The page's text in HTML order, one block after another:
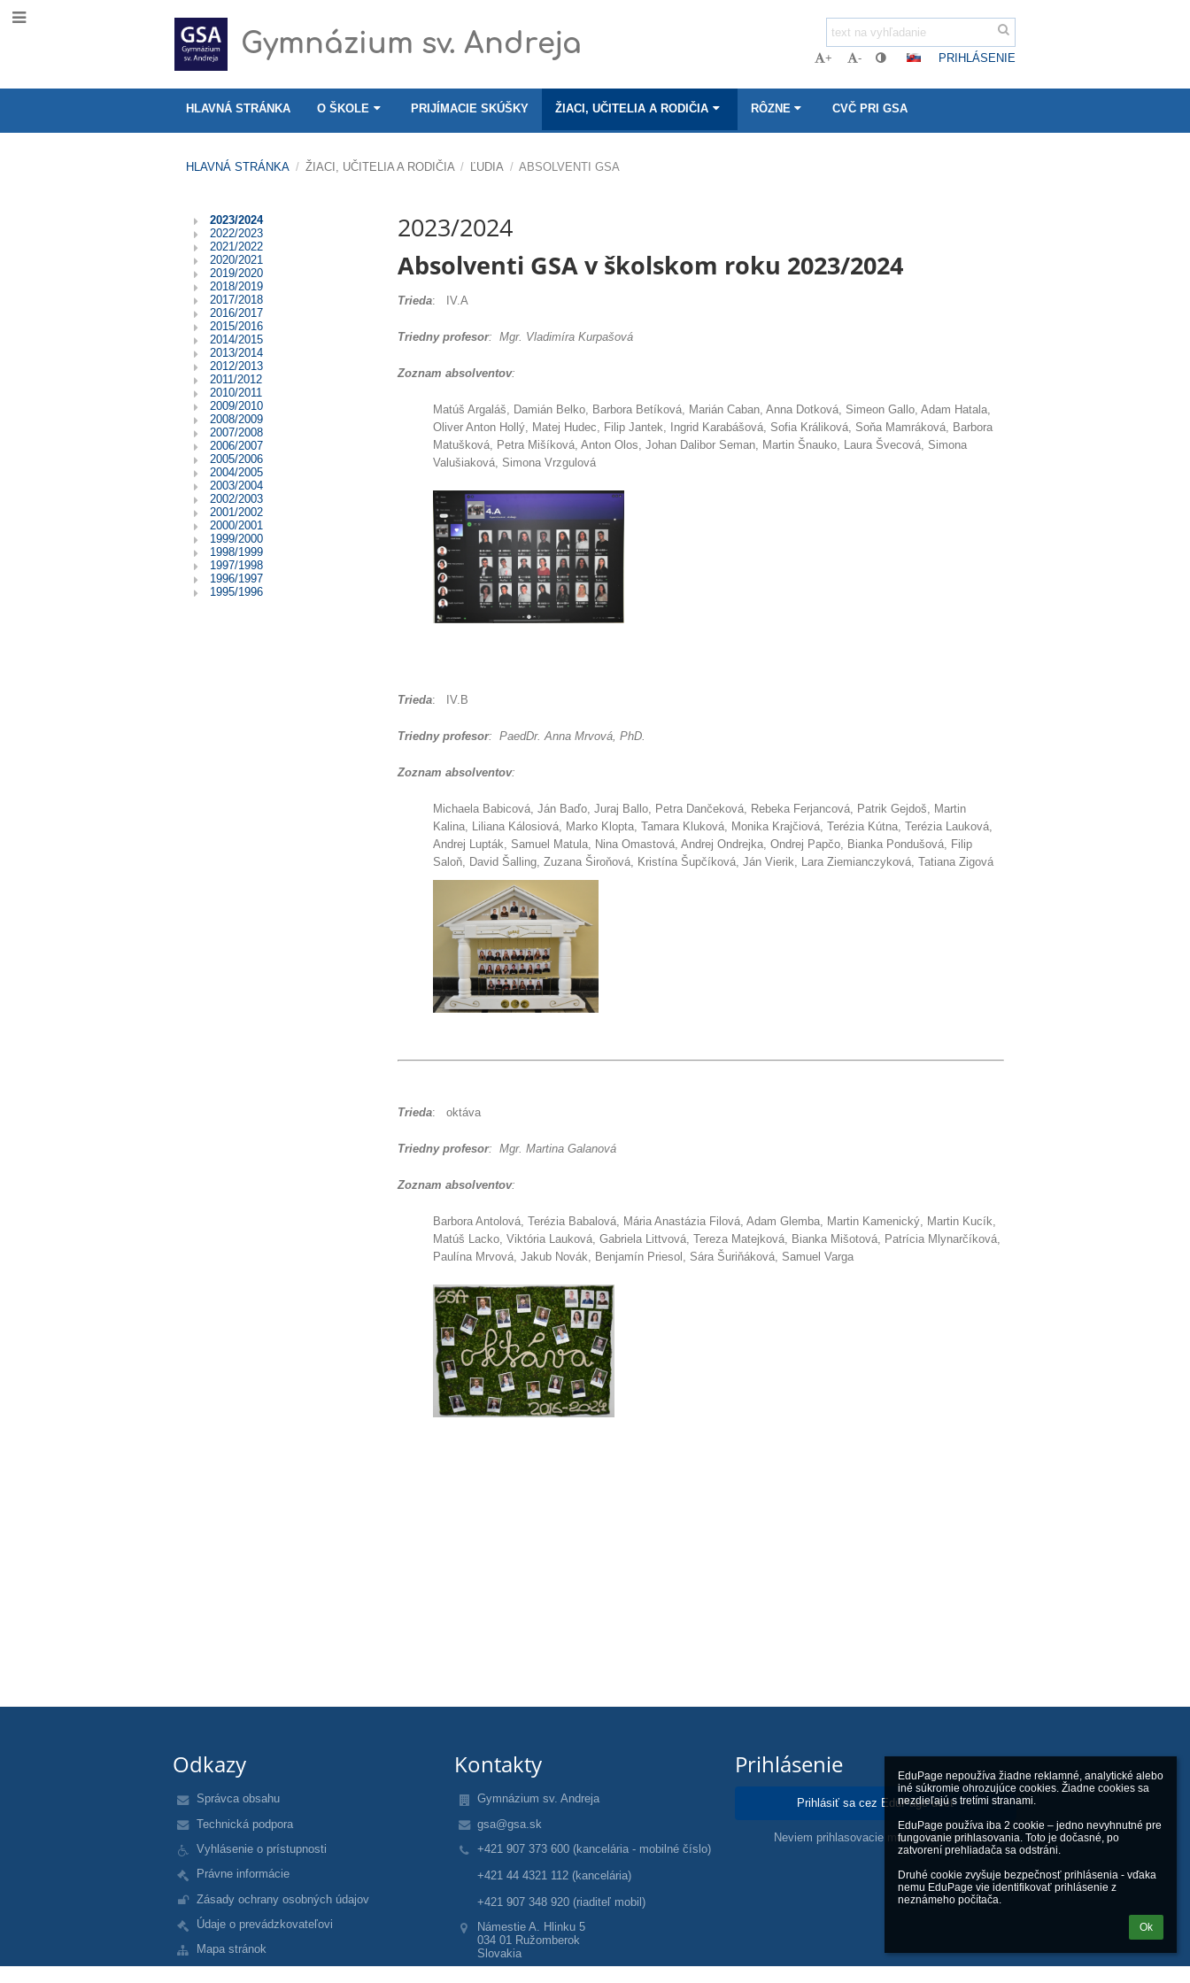
EduPage nepoužíva žiadne reklamné, analytické alebo
iné súkromie ohrozujúce cookies. Žiadne cookies sa
nezdieľajú s tretími stranami.
EduPage používa iba 2 cookie – jedno nevyhnutné pre
fungovanie prihlasovania. Toto je dočasné, po
zatvorení prehliadača sa odstráni.
Druhé cookie zvyšuje bezpečnosť prihlásenia - vďaka
nemu EduPage vie identifikovať prihlásenie z
neznámeho počítača.
Ok
Gymnázium sv. Andreja + - PRIHLÁSENIE
HLAVNÁ STRÁNKA O ŠKOLE PRIJÍMACIE SKÚŠKY ŽIACI, UČITELIA A RODIČIA RÔZNE CVČ PRI GSA
HLAVNÁ STRÁNKA / ŽIACI, UČITELIA A RODIČIA / ĽUDIA / ABSOLVENTI GSA
Absolventi
GSA
2023/2024
2022/2023
2021/2022
2020/2021
2019/2020
2018/2019
2017/2018
2016/2017
2015/2016
2014/2015
2013/2014
2012/2013
2011/2012
2010/2011
2009/2010
2008/2009
2007/2008
2006/2007
2005/2006
2004/2005
2003/2004
2002/2003
2001/2002
2000/2001
1999/2000
1998/1999
1997/1998
1996/1997
1995/1996
2023/2024
Absolventi GSA v školskom roku 2023/2024
Trieda: IV.A
Triedny profesor: Mgr. Vladimíra Kurpašová
Zoznam absolventov:
Matúš Argaláš, Damián Belko, Barbora Betíková, Marián Caban, Anna Dotková, Simeon Gallo, Adam Hatala,
Oliver Anton Hollý, Matej Hudec, Filip Jantek, Ingrid Karabášová, Sofia Králiková, Soňa Mamráková, Barbora
Matušková, Petra Mišíková, Anton Olos, Johan Dalibor Seman, Martin Šnauko, Laura Švecová, Simona
Valušiaková, Simona Vrzgulová
Trieda: IV.B
Triedny profesor: PaedDr. Anna Mrvová, PhD.
Zoznam absolventov:
Michaela Babicová, Ján Baďo, Juraj Ballo, Petra Dančeková, Rebeka Ferjancová, Patrik Gejdoš, Martin
Kalina, Liliana Kálosiová, Marko Klopta, Tamara Kluková, Monika Krajčiová, Terézia Kútna, Terézia Lauková,
Andrej Lupták, Samuel Matula, Nina Omastová, Andrej Ondrejka, Ondrej Papčo, Bianka Pondušová, Filip
Saloň, David Šalling, Zuzana Široňová, Kristína Šupčíková, Ján Vierik, Lara Ziemianczyková, Tatiana Zigová
Trieda: oktáva
Triedny profesor: Mgr. Martina Galanová
Zoznam absolventov:
Barbora Antolová, Terézia Babalová, Mária Anastázia Filová, Adam Glemba, Martin Kamenický, Martin Kucík,
Matúš Lacko, Viktória Lauková, Gabriela Littvová, Tereza Matejková, Bianka Mišotová, Patrícia Mlynarčíková,
Paulína Mrvová, Jakub Novák, Benjamín Priesol, Sára Šuriňáková, Samuel Varga
Odkazy
Správca obsahu
Technická podpora
Vyhlásenie o prístupnosti
Právne informácie
Zásady ochrany osobných údajov
Údaje o prevádzkovateľovi
Mapa stránok
Kontakty
Gymnázium sv. Andreja
gsa@gsa.sk
+421 907 373 600 (kancelária - mobilné číslo)
+421 44 4321 112 (kancelária)
+421 907 348 920 (riaditeľ mobil)
Námestie A. Hlinku 5
034 01 Ružomberok
Slovakia
Prihlásenie
Prihlásiť sa cez EduPage účet
Neviem prihlasovacie meno alebo heslo